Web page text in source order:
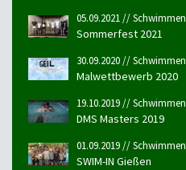
05.09.2021 // Schwimmen
Sommerfest 2021
30.09.2020 // Schwimmen
Malwettbewerb 2020
19.10.2019 // Schwimmen
DMS Masters 2019
01.09.2019 // Schwimmen
SWIM-IN Gießen